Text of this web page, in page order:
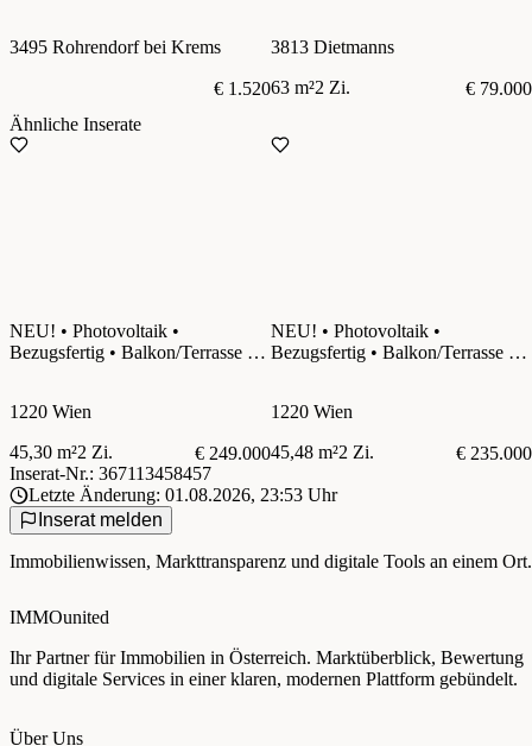
3495 Rohrendorf bei Krems
€ 1.520
3813 Dietmanns
63 m²2 Zi.
€ 79.000
Ähnliche Inserate
NEU! • Photovoltaik •
Bezugsfertig • Balkon/Terrasse •
1220 Wien
45,30 m²2 Zi. € 249.000
NEU! • Photovoltaik •
Bezugsfertig • Balkon/Terrasse •
1220 Wien
45,48 m²2 Zi.
€ 235.000
Inserat-Nr.: 367113458457
Letzte Änderung: 01.08.2026, 23:53 Uhr
Inserat melden
Immobilienwissen, Markttransparenz und digitale Tools an einem Ort.
IMMOunited
Ihr Partner für Immobilien in Österreich. Marktüberblick, Bewertung
und digitale Services in einer klaren, modernen Plattform gebündelt.
Über Uns